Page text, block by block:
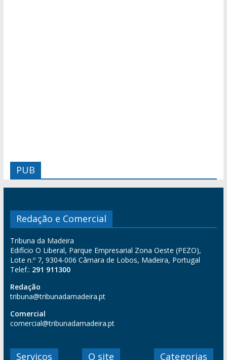
PUB
Redação e Comercial
Tribuna da Madeira
Edifício O Liberal, Parque Empresarial Zona Oeste (PEZO),
Lote n.º 7, 9304-006 Câmara de Lobos, Madeira, Portugal
Telef.: 291 911300
Redação
tribuna@tribunadamadeira.pt
Comercial
comercial@tribunadamadeira.pt
Serviços O site Categorias